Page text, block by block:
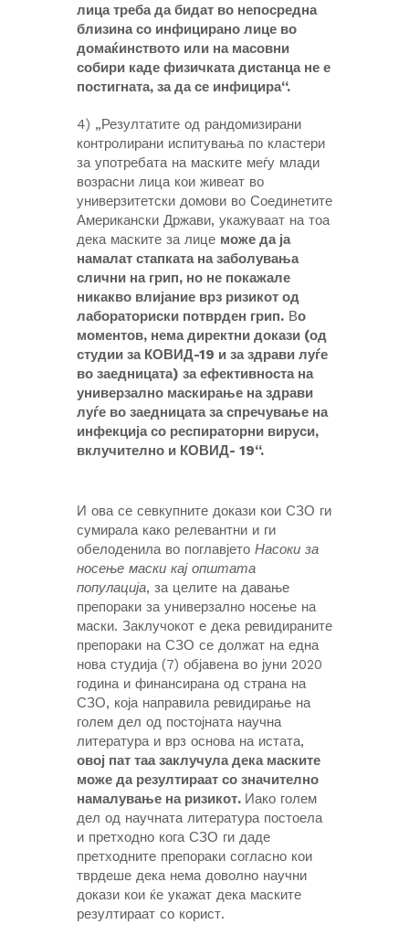
лица треба да бидат во непосредна
близина со инфицирано лице во
домаќинството или на масовни
собири каде физичката дистанца не е
постигната, за да се инфицира“.
4) „Резултатите од рандомизирани
контролирани испитувања по кластери
за употребата на маските меѓу млади
возрасни лица кои живеат во
универзитетски домови во Соединетите
Американски Држави, укажуваат на тоа
дека маските за лице може да ја
намалат стапката на заболувања
слични на грип, но не покажале
никакво влијание врз ризикот од
лабораториски потврден грип. Во
моментов, нема директни докази (од
студии за КОВИД-19 и за здрави луѓе
во заедницата) за ефективноста на
универзално маскирање на здрави
луѓе во заедницата за спречување на
инфекција со респираторни вируси,
вклучително и КОВИД- 19“.
И ова се севкупните докази кои СЗО ги
сумирала како релевантни и ги
обелоденила во поглавјето Насоки за
носење маски кај општата
популација, за целите на давање
препораки за универзално носење на
маски. Заклучокот е дека ревидираните
препораки на СЗО се должат на една
нова студија (7) објавена во јуни 2020
година и финансирана од страна на
СЗО, која направила ревидирање на
голем дел од постојната научна
литература и врз основа на истата,
овој пат таа заклучула дека маските
може да резултираат со значително
намалување на ризикот. Иако голем
дел од научната литература постоела
и претходно кога СЗО ги даде
претходните препораки согласно кои
тврдеше дека нема доволно научни
докази кои ќе укажат дека маските
резултираат со корист.